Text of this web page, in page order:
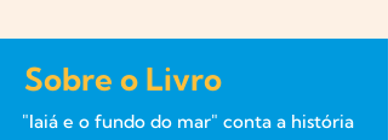
Sobre o Livro
"Iaiá e o fundo do mar" conta a história